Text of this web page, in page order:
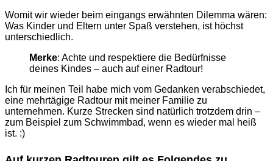
Womit wir wieder beim eingangs erwähnten Dilemma wären:
Was Kinder und Eltern unter Spaß verstehen, ist höchst
unterschiedlich.
Merke: Achte und respektiere die Bedürfnisse
deines Kindes – auch auf einer Radtour!
Ich für meinen Teil habe mich vom Gedanken verabschiedet,
eine mehrtägige Radtour mit meiner Familie zu
unternehmen. Kurze Strecken sind natürlich trotzdem drin –
zum Beispiel zum Schwimmbad, wenn es wieder mal heiß
ist. :)